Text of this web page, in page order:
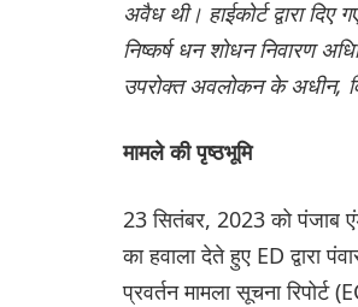
अवैध थी। हाईकोर्ट द्वारा
निष्कर्ष धन शोधन निवारण
उपरोक्त अवलोकन के अधीन,
मामले की पृष्ठभूमि
23 सितंबर, 2023 को पंजाब
का हवाला देते हुए ED द्वारा
प्रवर्तन मामला सूचना